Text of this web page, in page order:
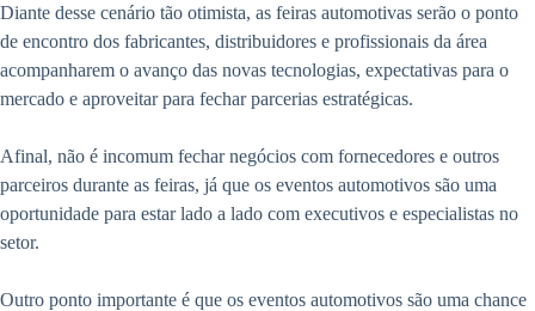
Diante desse cenário tão otimista, as feiras automotivas serão o ponto
de encontro dos fabricantes, distribuidores e profissionais da área
acompanharem o avanço das novas tecnologias, expectativas para o
mercado e aproveitar para fechar parcerias estratégicas.
Afinal, não é incomum fechar negócios com fornecedores e outros
parceiros durante as feiras, já que os eventos automotivos são uma
oportunidade para estar lado a lado com executivos e especialistas no
setor.
Outro ponto importante é que os eventos automotivos são uma chance